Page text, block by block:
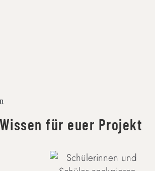
für euer Projekt
ZWISCHEN NUTRI-